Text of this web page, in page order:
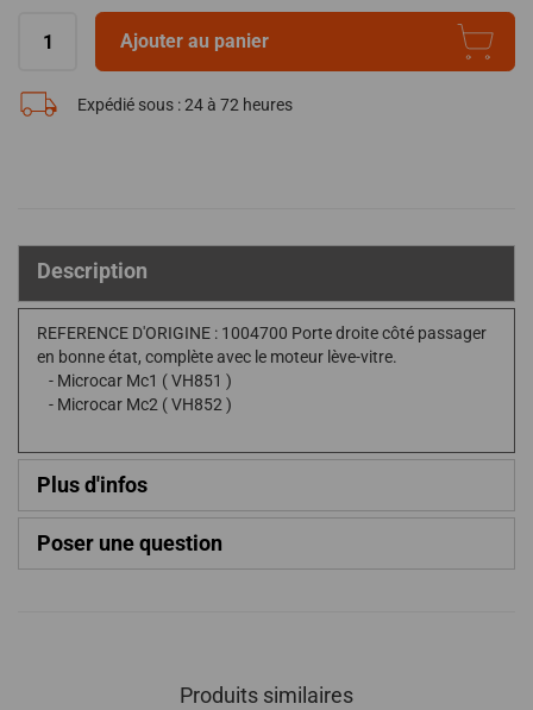
Ajouter au panier
Expédié sous :24 à 72 heures
Description
REFERENCE D'ORIGINE : 1004700 Porte droite côté passager
en bonne état, complète avec le moteur lève-vitre.
- Microcar Mc1 ( VH851 )
- Microcar Mc2 ( VH852 )
Plus d'infos
Poser une question
Produits similaires